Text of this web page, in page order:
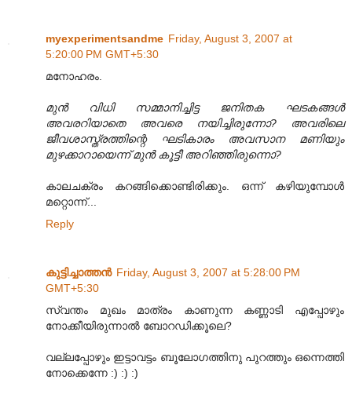
myexperimentsandme Friday, August 3, 2007 at
5:20:00 PM GMT+5:30
മനോഹരം.
മുന്‍ വിധി സമ്മാനിച്ചിട്ട ജനിതക ഘടകങ്ങള്‍
അവരറിയാതെ അവരെ നയിച്ചിരുന്നോ? അവരിലെ
ജീവശാസ്ത്രത്തിന്റെ ഘടികാരം അവസാന മണിയും
മുഴക്കാറായെന്ന് മുന്‍ കൂട്ടീ അറിഞ്ഞിരുന്നൊ?
കാലചക്രം കറങ്ങിക്കൊണ്ടിരിക്കും. ഒന്ന് കഴിയുമ്പോള്‍
മറ്റൊന്ന്...
Reply
കുട്ടിച്ചാത്തന്‍ Friday, August 3, 2007 at 5:28:00 PM
GMT+5:30
സ്വന്തം മുഖം മാത്രം കാണുന്ന കണ്ണാടി എപ്പോഴും
നോക്കീയിരുന്നാല്‍ ബോറഡിക്കൂലെ?
വല്ലപ്പോഴും ഇട്ടാവട്ടം ബൂലോഗത്തിനു പുറത്തും ഒന്നെത്തി
നോക്കെന്നേ :) :) :)